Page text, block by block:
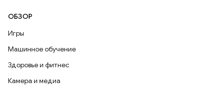
ОБЗОР
Игры
Машинное обучение
Здоровье и фитнес
Камера и медиа